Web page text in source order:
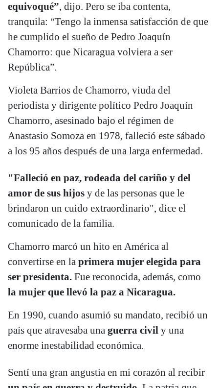
equivoqué”, dijo. Pero se iba contenta,
tranquila: “Tengo la inmensa satisfacción de que
he cumplido el sueño de Pedro Joaquín
Chamorro: que Nicaragua volviera a ser
República”.
Violeta Barrios de Chamorro, viuda del
periodista y dirigente político Pedro Joaquín
Chamorro, asesinado bajo el régimen de
Anastasio Somoza en 1978, falleció este sábado
a los 95 años después de una larga enfermedad.
"Falleció en paz, rodeada del cariño y del
amor de sus hijos y de las personas que le
brindaron un cuido extraordinario", dice el
comunicado de la familia.
Chamorro marcó un hito en América al
convertirse en la primera mujer elegida para
ser presidenta. Fue reconocida, además, como
la mujer que llevó la paz a Nicaragua.
En 1990, cuando asumió su mandato, recibió un
país que atravesaba una guerra civil y una
enorme inestabilidad económica.
Sentí una gran angustia en mi corazón al recibir